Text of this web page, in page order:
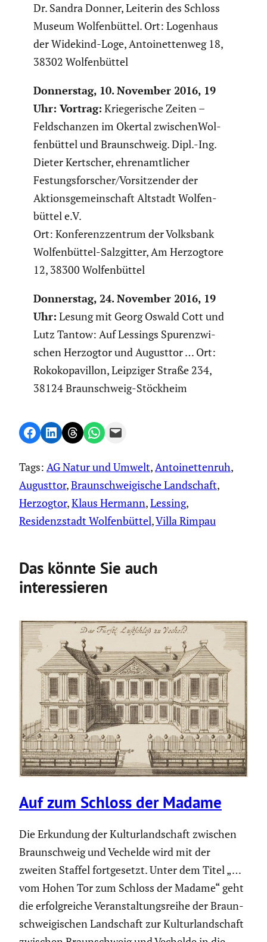
Dr. Sandra Donner, Leiterin des Schloss
Museum Wolfen­büttel. Ort: Logenhaus
der Widekind-Loge, Antoi­net­tenweg 18,
38302 Wolfen­büttel
Donnerstag, 10. November 2016, 19
Uhr: Vortrag: Kriege­ri­sche Zeiten –
Feldschanzen im Okertal zwischen­Wol­
fen­büttel und Braun­schweig. Dipl.-Ing.
Dieter Kertscher, ehren­amt­li­cher
Festungsforscher/Vorsitzender der
Aktions­ge­mein­schaft Altstadt Wolfen­
büttel e.V.
Ort: Konfe­renz­zen­trum der Volksbank
Wolfen­büttel-Salzgitter, Am Herzog­tore
12, 38300 Wolfen­büttel
Donnerstag, 24. November 2016, 19
Uhr: Lesung mit Georg Oswald Cott und
Lutz Tantow: Auf Lessings Spurenzwi­
schen Herzogtor und Augusttor … Ort:
Rokoko­pa­villon, Leipziger Straße 234,
38124 Braun­schweig-Stöckheim
Share on Facebook
Share on LinkedIn
Share on Threads
Share on WhatsApp
Email this Page
Tags: AG Natur und Umwelt, Antoinettenruh
Augusttor, Braunschweigische Landschaft
Herzogtor, Klaus Hermann, Lessing
Residenzstadt Wolfenbüttel, Villa Rimpau
Das könnte Sie auch
interessieren
Auf zum Schloss der Madame
Die Erkundung der Kultur­land­schaft zwischen
Braun­schweig und Vechelde wird mit der
zweiten Staffel fortge­setzt. Unter dem Titel „…
vom Hohen Tor zum Schloss der Madame“ geht
die erfolg­reiche Veran­stal­tungs­reihe der Braun­
schwei­gi­schen Landschaft zur Kultur­land­schaft